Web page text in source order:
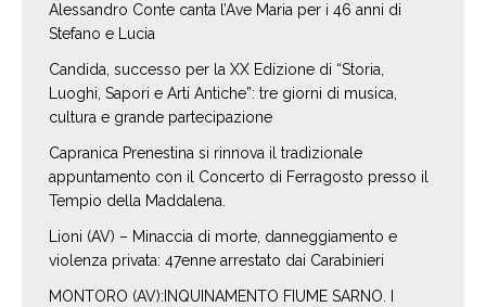
Alessandro Conte canta l’Ave Maria per i 46 anni di
Stefano e Lucia
Candida, successo per la XX Edizione di “Storia,
Luoghi, Sapori e Arti Antiche”: tre giorni di musica,
cultura e grande partecipazione
Capranica Prenestina si rinnova il tradizionale
appuntamento con il Concerto di Ferragosto presso il
Tempio della Maddalena.
Lioni (AV) – Minaccia di morte, danneggiamento e
violenza privata: 47enne arrestato dai Carabinieri
MONTORO (AV):INQUINAMENTO FIUME SARNO. I